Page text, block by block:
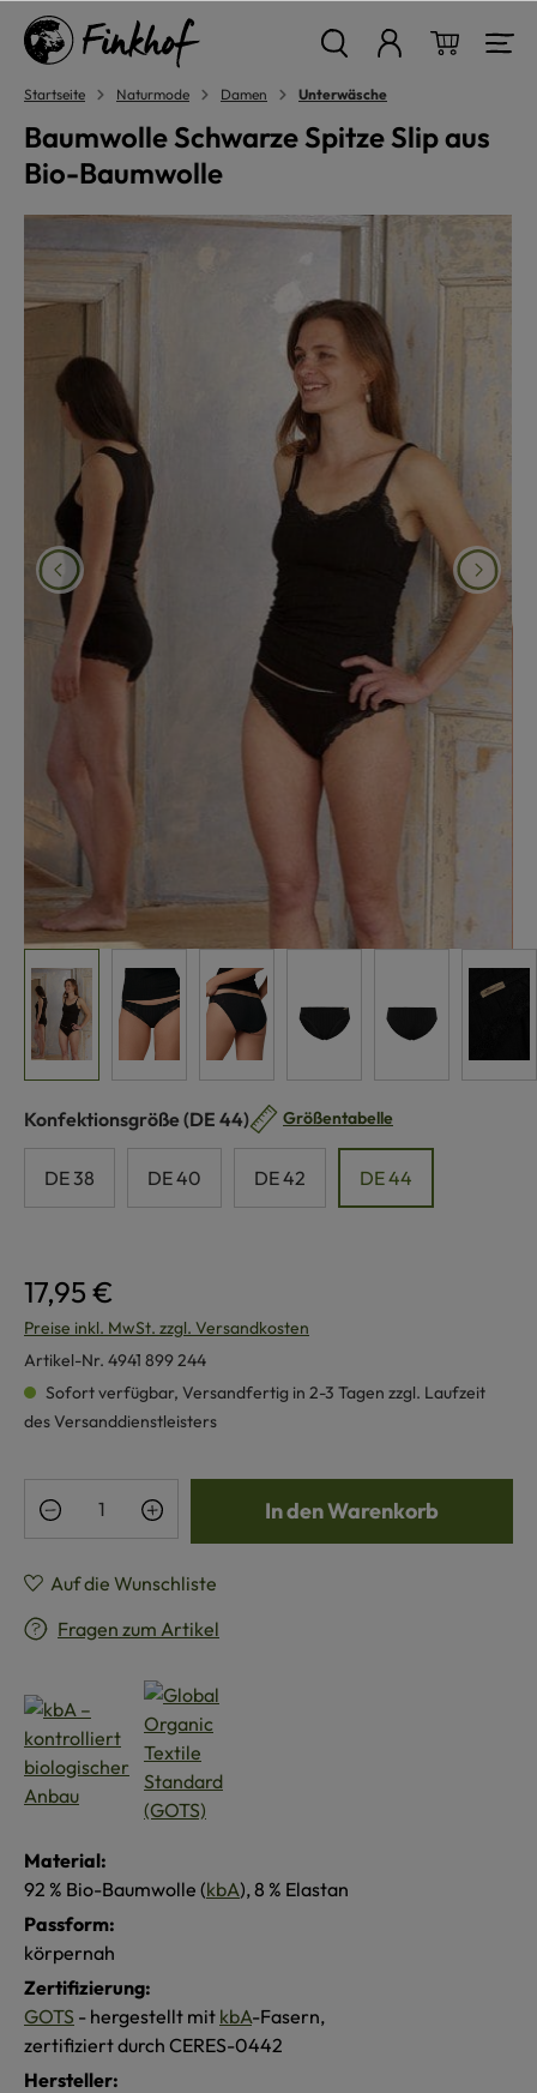
springen
Startseite Naturmode Damen Unterwäsche
Baumwolle Schwarze Spitze Slip aus
Bio-Baumwolle
Bildergalerie überspringen
Konfektionsgröße auswählen
(DE 44) Größentabelle
DE 38 DE 40 DE 42 DE 44
17,95 €
Preise inkl. MwSt. zzgl. Versandkosten
Artikel-Nr. 4941 899 244
Sofort verfügbar, Versandfertig in 2-3 Tagen zzgl. Laufzeit
des Versanddienstleisters
Produkt Anzahl: Gib den gewünschten
In den Warenkorb
Auf die Wunschliste
Fragen zum Artikel
Material:
92 % Bio-Baumwolle (kbA), 8 % Elastan
Passform:
körpernah
Zertifizierung:
GOTS - hergestellt mit kbA-Fasern,
zertifiziert durch CERES-0442
Hersteller: